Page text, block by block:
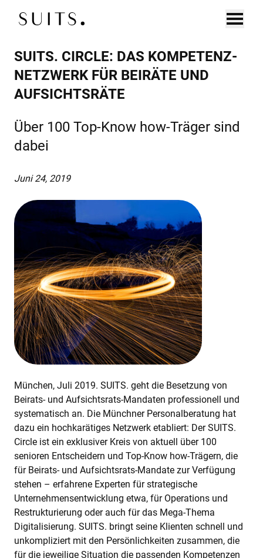
EXECUTIVE SEARCH
CONNECT
BOARD SEARCH
KANDIDAT:INNEN
CONNECT
COACHING
KI-TRAINING
ÜBER UNS
DE EN
EXPERTISE
AKTUELLES
KARRIERE
SUITS. CIRCLE: DAS KOMPETENZ-
NETZWERK FÜR BEIRÄTE UND
AUFSICHTSRÄTE
Über 100 Top-Know how-Träger sind
dabei
Juni 24, 2019
München, Juli 2019. SUITS. geht die Besetzung von
Beirats- und Aufsichtsrats-Mandaten professionell und
systematisch an. Die Münchner Personalberatung hat
dazu ein hochkarätiges Netzwerk etabliert: Der SUITS.
Circle ist ein exklusiver Kreis von aktuell über 100
senioren Entscheidern und Top-Know how-Trägern, die
für Beirats- und Aufsichtsrats-Mandate zur Verfügung
stehen – erfahrene Experten für strategische
Unternehmensentwicklung etwa, für Operations und
Restrukturierung oder auch für das Mega-Thema
Digitalisierung. SUITS. bringt seine Klienten schnell und
unkompliziert mit den Persönlichkeiten zusammen, die
für die jeweilige Situation die passenden Kompetenzen